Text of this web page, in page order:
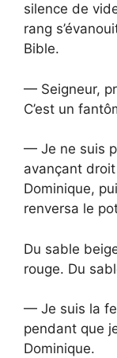
silence de
rang
Bible.
— Seigneur,
C’est un
— Je ne suis
avançant droit
Dominique,
renversa le
Du sable
rouge. Du
— Je suis la
pendant que
Dominique.